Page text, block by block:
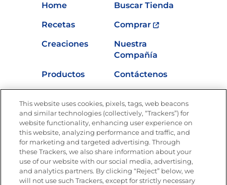
Home
Buscar Tienda
Recetas
Comprar
Creaciones
Nuestra
Compañía
Productos
Contáctenos
Nutrición
Únete a La Cocina Goya®
Recibe Nuevas Recetas, Ofertas Especiales y
Promociones
This website uses cookies, pixels, tags, web beacons
and similar technologies (collectively, “Trackers”) for
website functionality, enhancing user experience on
this website, analyzing performance and traffic, and
for marketing and targeted advertising. Through
these Trackers, we also share information about your
use of our website with our social media, advertising,
and analytics partners. By clicking “Reject” below, we
will not use such Trackers, except for strictly necessary